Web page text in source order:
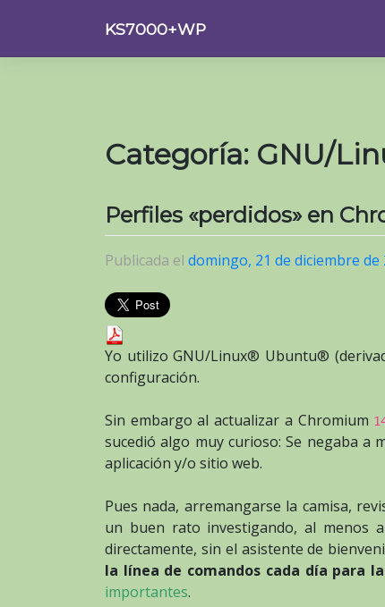
contenido
KS7000+WP
Categoría: GNU/
Perfiles «perdidos» en
Publicada el domingo, 21 de diciembre de
Yo utilizo GNU/Linux® Ubuntu®
configuración.
Sin embargo al actualizar a Chromium
sucedió algo muy curioso: Se negaba
aplicación y/o sitio web.
Pues nada, arremangarse la camisa,
un buen rato investigando, al menos
directamente, sin el asistente de
la línea de comandos cada día para
importantes.